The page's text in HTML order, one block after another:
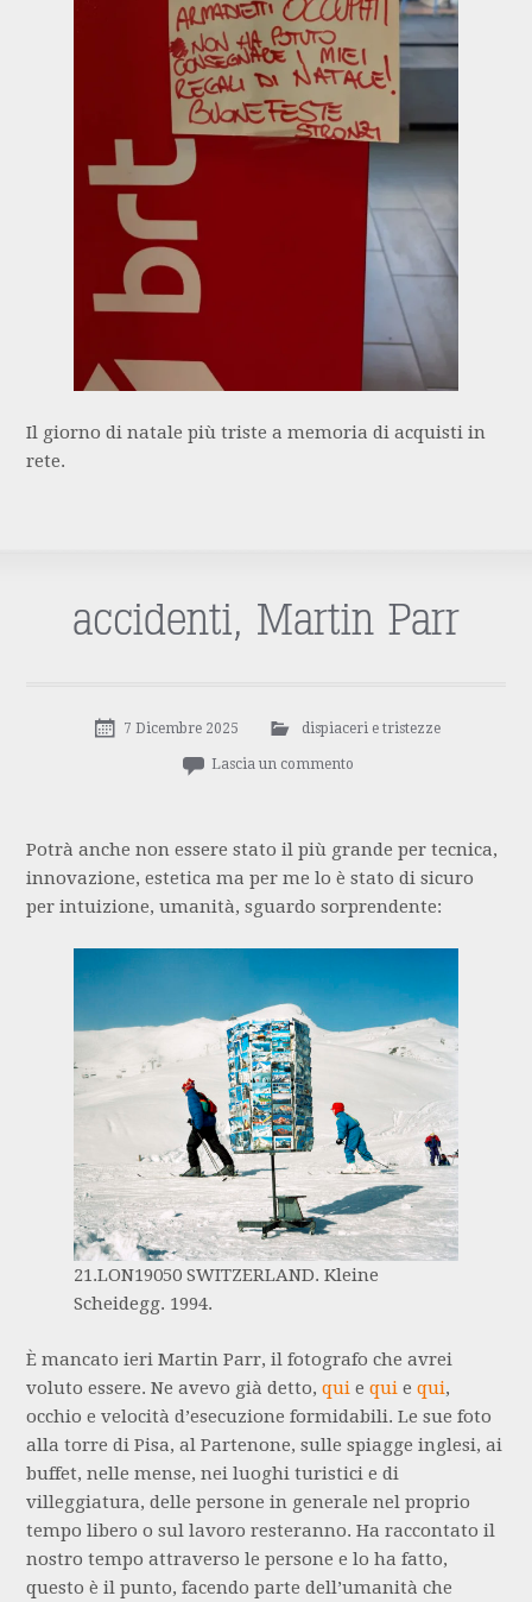
Il giorno di natale più triste a memoria di acquisti in
rete.
accidenti, Martin Parr
7 Dicembre 2025 dispiaceri e tristezze
Lascia un commento
Potrà anche non essere stato il più grande per tecnica,
innovazione, estetica ma per me lo è stato di sicuro
per intuizione, umanità, sguardo sorprendente:
21.LON19050 SWITZERLAND. Kleine
Scheidegg. 1994.
È mancato ieri Martin Parr, il fotografo che avrei
voluto essere. Ne avevo già detto,qui equi equi,
occhio e velocità d’esecuzione formidabili. Le sue foto
alla torre di Pisa, al Partenone, sulle spiagge inglesi, ai
buffet, nelle mense, nei luoghi turistici e di
villeggiatura, delle persone in generale nel proprio
tempo libero o sul lavoro resteranno. Ha raccontato il
nostro tempo attraverso le persone e lo ha fatto,
questo è il punto, facendo parte dell’umanità che